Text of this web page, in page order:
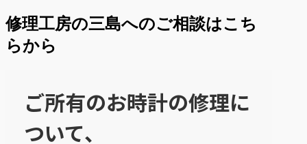
修理工房の三島へのご相談はこち
らから